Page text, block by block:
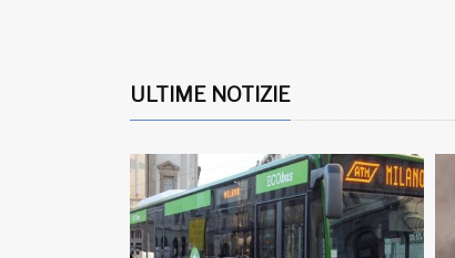
ULTIME NOTIZIE